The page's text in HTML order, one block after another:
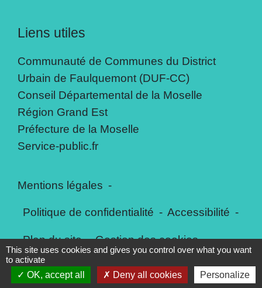
Liens utiles
Communauté de Communes du District
Urbain de Faulquemont (DUF-CC)
Conseil Départemental de la Moselle
Région Grand Est
Préfecture de la Moselle
Service-public.fr
Mentions légales -
Politique de confidentialité - Accessibilité -
Plan du site - Gestion des cookies
Site créé en partenariat avec Réseau des Communes
This site uses cookies and gives you control over what you want
to activate
OK, accept all
Deny all cookies Personalize